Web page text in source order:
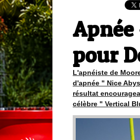
Apnée
pour
L'apnéiste de
d'apnée " Nice
résultat
célèbre " Vertical